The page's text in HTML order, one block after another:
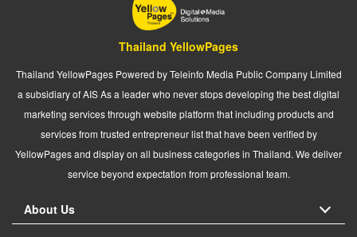
Thailand YellowPages
Thailand YellowPages Powered by Teleinfo Media Public Company Limited
a subsidiary of AIS As a leader who never stops developing the best digital
marketing services through website platform that including products and
services from trusted entrepreneur list that have been verified by
YellowPages and display on all business categories in Thailand. We deliver
service beyond expectation from professional team.
About Us